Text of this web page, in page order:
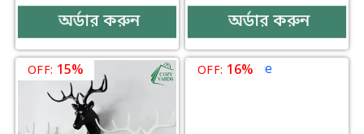
অর্ডার করুন অর্ডার করুন
OFF: 15% OFF: 16%